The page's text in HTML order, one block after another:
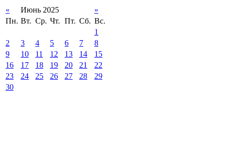
« Июнь 2025
»
Пн. Вт. Ср. Чт. Пт. Сб. Вс.
1
2
3 4 5 6 7
8
9
10 11 12 13 14
15
16
17 18 19 20 21
22
23
24 25 26 27 28
29
30